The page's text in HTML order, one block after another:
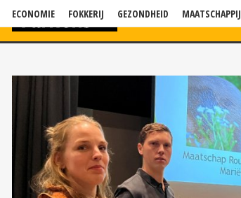
ECONOMIE FOKKERIJ GEZONDHEID MAATSCHAPPIJ
HOME NIEUWS